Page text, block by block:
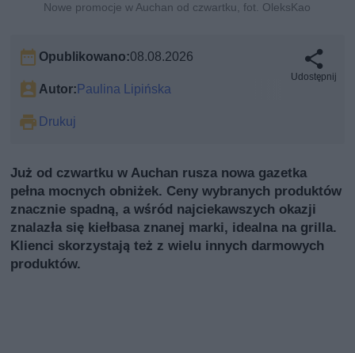
Nowe promocje w Auchan od czwartku, fot. OleksKao
Opublikowano:08.08.2026
Autor: Paulina Lipińska
Drukuj
Udostępnij
Już od czwartku w Auchan rusza nowa gazetka
pełna mocnych obniżek. Ceny wybranych produktów
znacznie spadną, a wśród najciekawszych okazji
znalazła się kiełbasa znanej marki, idealna na grilla.
Klienci skorzystają też z wielu innych darmowych
produktów.